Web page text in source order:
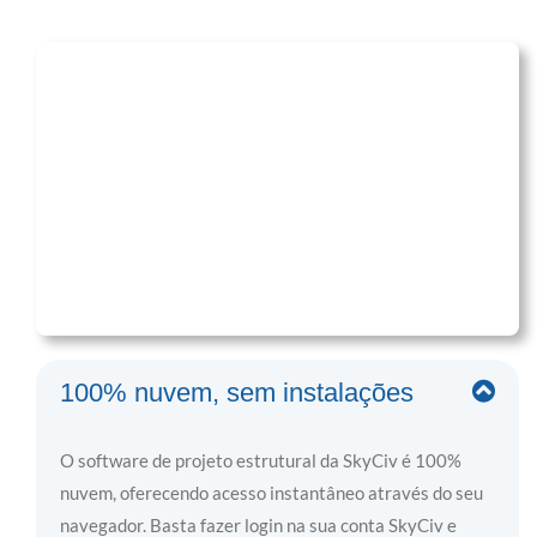
100% nuvem, sem instalações
O software de projeto estrutural da SkyCiv é 100%
nuvem, oferecendo acesso instantâneo através do seu
navegador. Basta fazer login na sua conta SkyCiv e